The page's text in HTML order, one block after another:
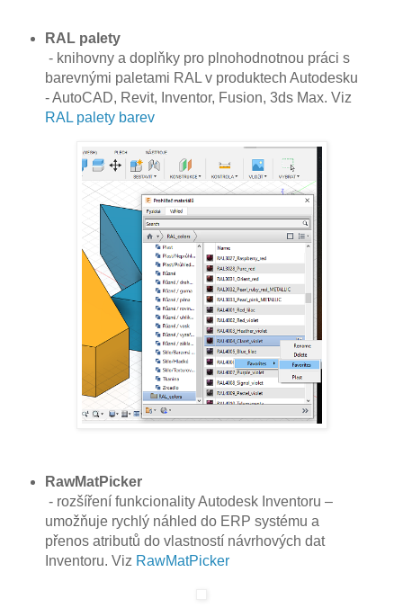
RAL palety
- knihovny a doplňky pro plnohodnotnou práci s
barevnými paletami RAL v produktech Autodesku
- AutoCAD, Revit, Inventor, Fusion, 3ds Max. Viz
RAL palety barev
RawMatPicker
- rozšíření funkcionality Autodesk Inventoru –
umožňuje rychlý náhled do ERP systému a
přenos atributů do vlastností návrhových dat
Inventoru. Viz RawMatPicker